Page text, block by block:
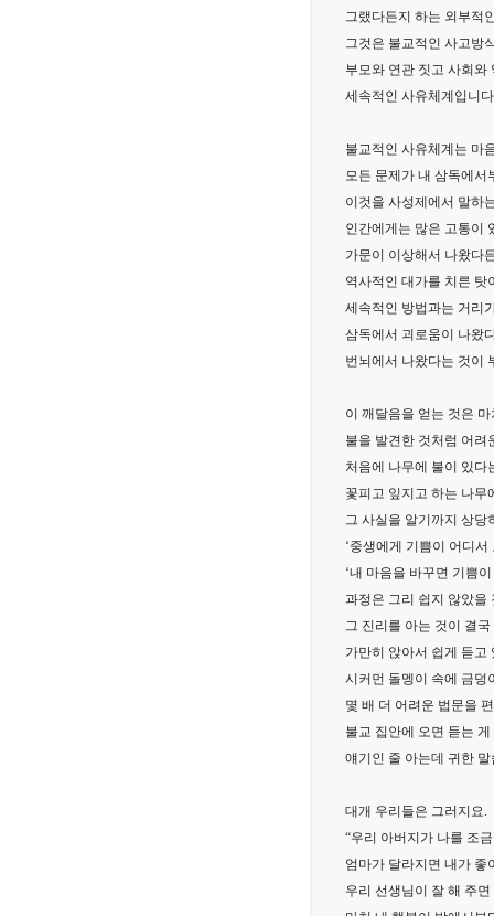
그랬다든지 하는 외부적
그것은 불교적인 사고방
부모와 연관 짓고 사회와
세속적인 사유체계입니
불교적인 사유체계는 마
모든 문제가 내 삼독에서
이것을 사성제에서 말하
인간에게는 많은 고통이
가문이 이상해서 나왔다
역사적인 대가를 치른 탓
세속적인 방법과는 거리
삼독에서 괴로움이 나왔
번뇌에서 나왔다는 것이
이 깨달음을 얻는 것은
불을 발견한 것처럼 어려
처음에 나무에 불이 있다
꽃피고 잎지고 하는 나무
그 사실을 알기까지 상당
‘중생에게 기쁨이 어디서
‘내 마음을 바꾸면 기쁨
과정은 그리 쉽지 않았을
그 진리를 아는 것이 결
가만히 앉아서 쉽게 듣고
시커먼 돌멩이 속에 금덩
몇 배 더 어려운 법문을
불교 집안에 오면 듣는
얘기인 줄 아는데 귀한
대개 우리들은 그러지요.
“우리 아버지가 나를 조
엄마가 달라지면 내가 좋
우리 선생님이 잘 해 주